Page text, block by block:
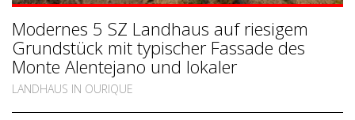
Modernes 5 SZ Landhaus auf riesigem
Grundstück mit typischer Fassade des
Monte Alentejano und lokaler
Beherbergungslizenz in Ourique, Süd-
LANDHAUS IN OURIQUE